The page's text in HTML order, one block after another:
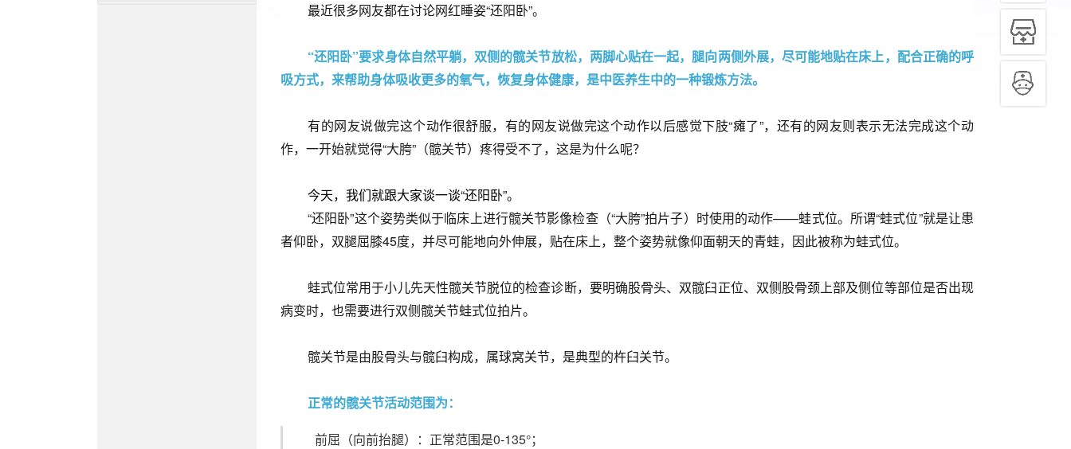
最近很多网友都在讨论网红睡姿“还阳卧”。
“还阳卧”要求身体自然平躺，双侧的髋关节放松，两脚心贴在一起，腿向两侧外展，尽可能地贴在床上，配合正确的呼
吸方式，来帮助身体吸收更多的氧气，恢复身体健康，是中医养生中的一种锻炼方法。
有的网友说做完这个动作很舒服，有的网友说做完这个动作以后感觉下肢“瘫了”，还有的网友则表示无法完成这个动
作，一开始就觉得“大胯”（髋关节）疼得受不了，这是为什么呢？
今天，我们就跟大家谈一谈“还阳卧”。
“还阳卧”这个姿势类似于临床上进行髋关节影像检查（“大胯”拍片子）时使用的动作——蛙式位。所谓“蛙式位”就是让患
者仰卧，双腿屈膝45度，并尽可能地向外伸展，贴在床上，整个姿势就像仰面朝天的青蛙，因此被称为蛙式位。
蛙式位常用于小儿先天性髋关节脱位的检查诊断，要明确股骨头、双髋臼正位、双侧股骨颈上部及侧位等部位是否出现
病变时，也需要进行双侧髋关节蛙式位拍片。
髋关节是由股骨头与髋臼构成，属球窝关节，是典型的杵臼关节。
正常的髋关节活动范围为：
前屈（向前抬腿）：正常范围是0-135°；